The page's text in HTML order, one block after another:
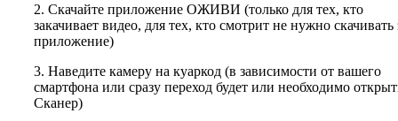
2. Скачайте приложение ОЖИВИ (только для тех, кто
закачивает видео, для тех, кто смотрит не нужно скачивать
приложение)
3. Наведите камеру на куаркод (в зависимости от вашего
смартфона или сразу переход будет или необходимо
Сканер)